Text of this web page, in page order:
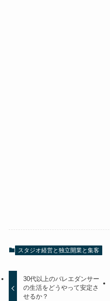
スタジオ経営と独立開業と集客
30代以上のバレエダンサー
の生活をどうやって安定さ
せるか？